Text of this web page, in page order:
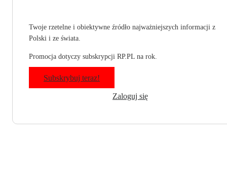
Twoje rzetelne i obiektywne źródło najważniejszych informacji z
Polski i ze świata.
Promocja dotyczy subskrypcji RP.PL na rok.
Subskrybuj teraz!
Zaloguj się